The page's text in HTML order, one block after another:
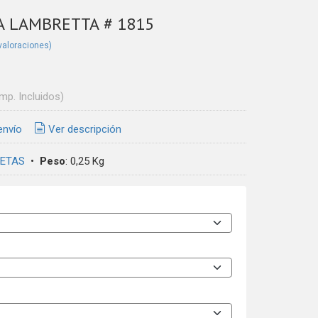
LAMBRETTA # 1815
Incluidos)
Ver descripción
• Peso: 0,25 Kg